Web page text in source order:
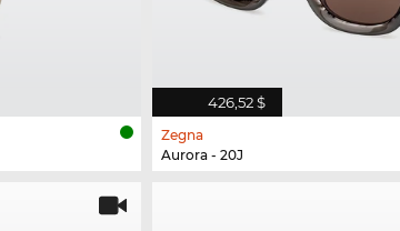
426,52 $
Zegna
Aurora - 20J